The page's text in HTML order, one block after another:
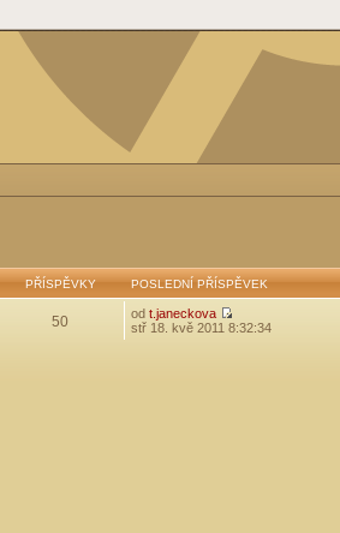
PŘÍSPĚVKY POSLEDNÍ PŘÍSPĚVEK
50 od t.janeckova
stř 18. kvě 2011 8:32:34